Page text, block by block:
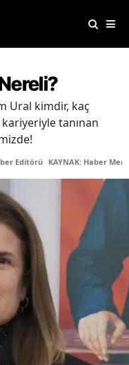
Ural kimdir, kaç
tanınan
Editörü KAYNAK: Haber